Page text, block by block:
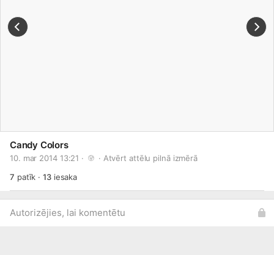
Candy Colors
10. mar 2014 13:21 · · Atvērt attēlu pilnā izmērā
7 patīk ·13iesaka
Autorizējies, lai komentētu